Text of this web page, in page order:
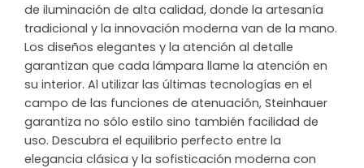
de iluminación de alta calidad, donde la artesanía
tradicional y la innovación moderna van de la mano.
Los diseños elegantes y la atención al detalle
garantizan que cada lámpara llame la atención en
su interior. Al utilizar las últimas tecnologías en el
campo de las funciones de atenuación, Steinhauer
garantiza no sólo estilo sino también facilidad de
uso. Descubra el equilibrio perfecto entre la
elegancia clásica y la sofisticación moderna con